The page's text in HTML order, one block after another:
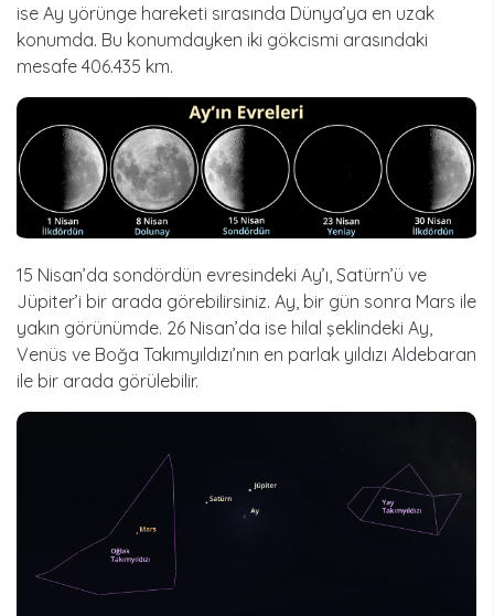
ise Ay yörünge hareketi sırasında Dünya’ya en uzak
konumda. Bu konumdayken iki gökcismi arasındaki
mesafe 406.435 km.
15 Nisan’da sondördün evresindeki Ay’ı, Satürn’ü ve
Jüpiter’i bir arada görebilirsiniz. Ay, bir gün sonra Mars ile
yakın görünümde. 26 Nisan’da ise hilal şeklindeki Ay,
Venüs ve Boğa Takımyıldızı’nın en parlak yıldızı Aldebaran
ile bir arada görülebilir.